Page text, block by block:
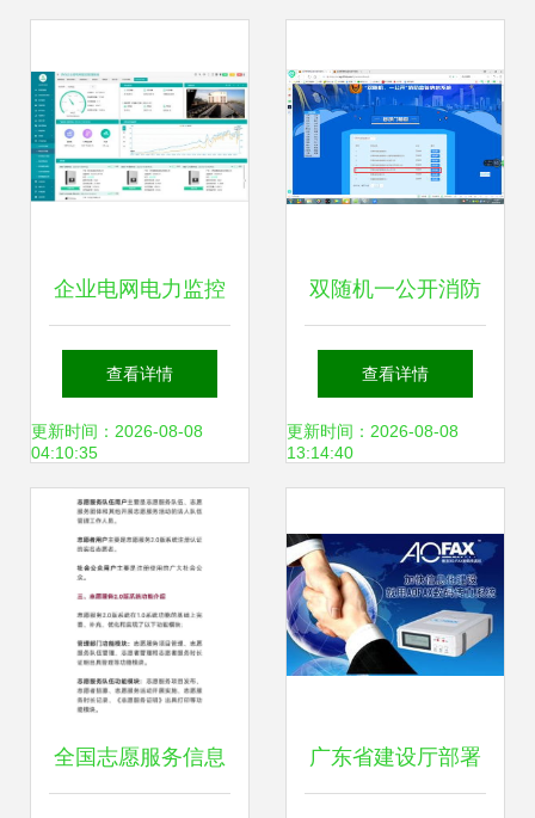
企业电网电力监控
解决方案与信息系
统运行维护服务
查看详情
更新时间：2026-08-08
04:10:35
双随机一公开消防
监管信息系统运行
维护服务公告
查看详情
更新时间：2026-08-08
13:14:40
全国志愿服务信息 广东省建设厅部署